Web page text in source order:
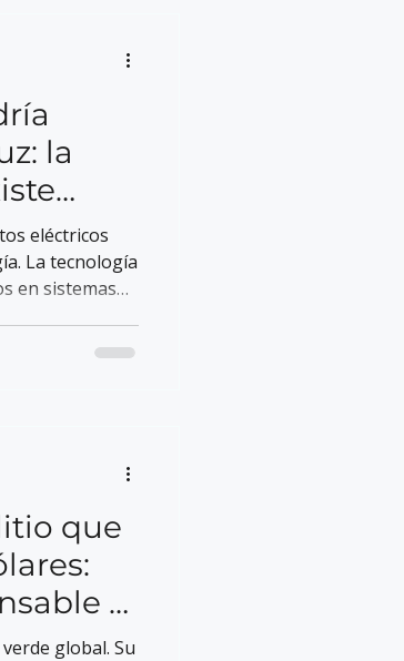
la
Chile)
eléctricos
La tecnología
en sistemas
que
y
global. Su